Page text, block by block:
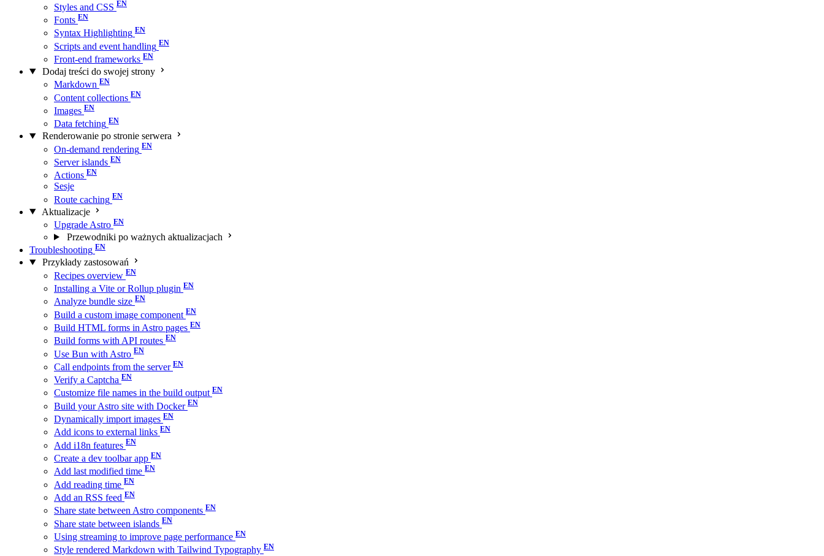
Styles and CSS
Fonts
Syntax Highlighting
Scripts and event handling
Front-end frameworks
Dodaj treści do swojej strony
Markdown
Content collections
Images
Data fetching
Renderowanie po stronie serwera
On-demand rendering
Server islands
Actions
Sesje
Route caching
Aktualizacje
Upgrade Astro
Przewodniki po ważnych aktualizacjach
Troubleshooting
Przykłady zastosowań
Recipes overview
Installing a Vite or Rollup plugin
Analyze bundle size
Build a custom image component
Build HTML forms in Astro pages
Build forms with API routes
Use Bun with Astro
Call endpoints from the server
Verify a Captcha
Customize file names in the build output
Build your Astro site with Docker
Dynamically import images
Add icons to external links
Add i18n features
Create a dev toolbar app
Add last modified time
Add reading time
Add an RSS feed
Share state between Astro components
Share state between islands
Using streaming to improve page performance
Style rendered Markdown with Tailwind Typography